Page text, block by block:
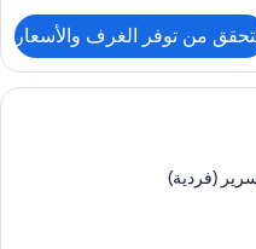
من توفر الغرف والأسعار
بار وخزنة داخل الغرفة ومكتب
(فردية)